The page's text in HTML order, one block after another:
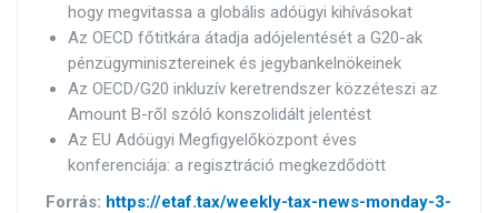
hogy megvitassa a globális adóügyi kihívásokat
Az OECD főtitkára átadja adójelentését a G20-ak
pénzügyminisztereinek és jegybankelnökeinek
Az OECD/G20 inkluzív keretrendszer közzéteszi az
Amount B-ről szóló konszolidált jelentést
Az EU Adóügyi Megfigyelőközpont éves
konferenciája: a regisztráció megkezdődött
Forrás: https://etaf.tax/weekly-tax-news-monday-3-